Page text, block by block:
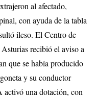
al afectado,
con ayuda de la tabla
ileso. El Centro de
recibió el aviso a
que se había producido
y su conductor
activó una dotación, con